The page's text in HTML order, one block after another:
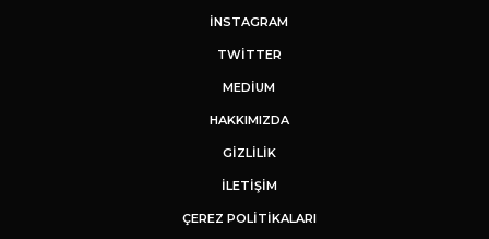
INSTAGRAM
TWITTER
MEDIUM
HAKKIMIZDA
GİZLİLİK
İLETIŞIM
ÇEREZ POLITIKALARI